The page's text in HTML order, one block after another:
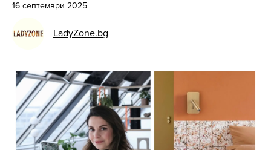
16 септември 2025
LadyZone.bg